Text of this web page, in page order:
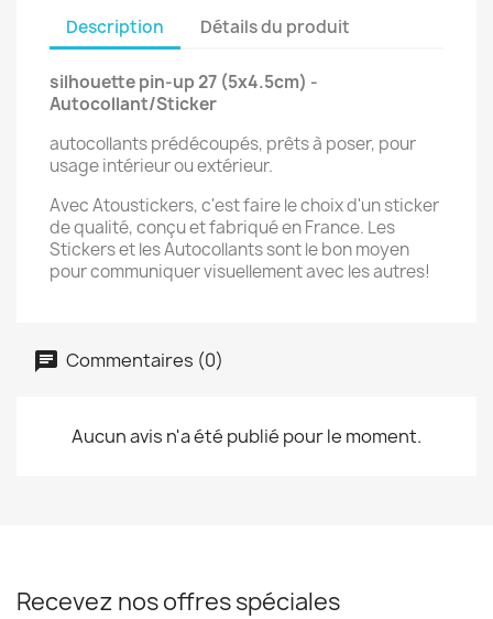
Description Détails du produit
silhouette pin-up 27 (5x4.5cm) -
Autocollant/Sticker
autocollants prédécoupés, prêts à poser, pour
usage intérieur ou extérieur.
Avec Atoustickers, c'est faire le choix d'un sticker
de qualité, conçu et fabriqué en France. Les
Stickers et les Autocollants sont le bon moyen
pour communiquer visuellement avec les autres!
Commentaires (0)
Aucun avis n'a été publié pour le moment.
Recevez nos offres spéciales